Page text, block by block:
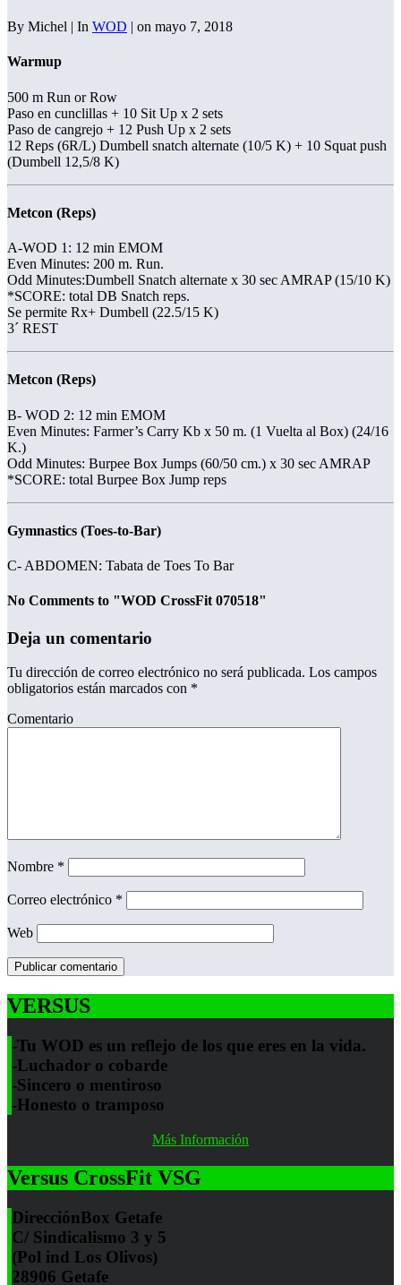
By Michel | In WOD | on mayo 7, 2018
Warmup
500 m Run or Row
Paso en cunclillas + 10 Sit Up x 2 sets
Paso de cangrejo + 12 Push Up x 2 sets
12 Reps (6R/L) Dumbell snatch alternate (10/5 K) + 10 Squat push
(Dumbell 12,5/8 K)
Metcon (Reps)
A-WOD 1: 12 min EMOM
Even Minutes: 200 m. Run.
Odd Minutes:Dumbell Snatch alternate x 30 sec AMRAP (15/10 K)
*SCORE: total DB Snatch reps.
Se permite Rx+ Dumbell (22.5/15 K)
3´ REST
Metcon (Reps)
B- WOD 2: 12 min EMOM
Even Minutes: Farmer’s Carry Kb x 50 m. (1 Vuelta al Box) (24/16
K.)
Odd Minutes: Burpee Box Jumps (60/50 cm.) x 30 sec AMRAP
*SCORE: total Burpee Box Jump reps
Gymnastics (Toes-to-Bar)
C- ABDOMEN: Tabata de Toes To Bar
No Comments to "WOD CrossFit 070518"
Deja un comentario
Tu dirección de correo electrónico no será publicada. Los campos
obligatorios están marcados con *
Comentario
Nombre *
Correo electrónico *
Web
VERSUS
-Tu WOD es un reflejo de los que eres en la vida.
-Luchador o cobarde
-Sincero o mentiroso
-Honesto o tramposo
Más Información
Versus CrossFit VSG
DirecciónBox Getafe
C/ Sindicalismo 3 y 5
(Pol ind Los Olivos)
28906 Getafe